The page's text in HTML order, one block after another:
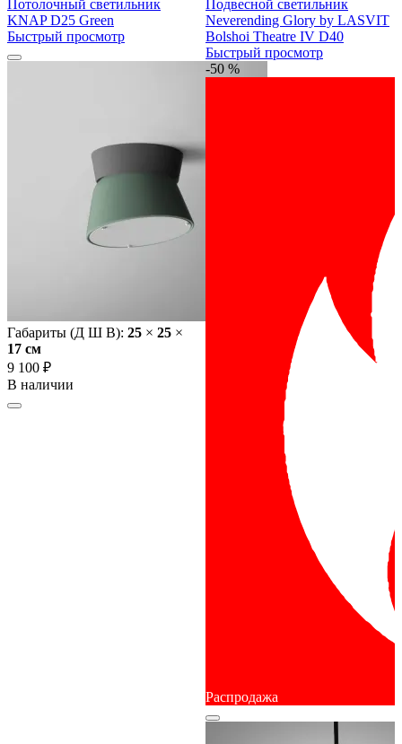
Потолочный светильник
KNAP D25 Green
Быстрый просмотр
Габариты (Д Ш В): 25 × 25 ×
17 cм
9 100 ₽
В наличии
Подвесной светильник
Neverending Glory by LASVIT
Bolshoi Theatre IV D40
Быстрый просмотр
-50 %
Распродажа